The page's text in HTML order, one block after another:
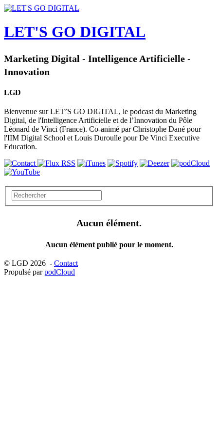
LET'S GO DIGITAL
Marketing Digital - Intelligence Artificielle -
Innovation
LGD
Bienvenue sur LET’S GO DIGITAL, le podcast du Marketing
Digital, de l'Intelligence Artificielle et de l’Innovation du Pôle
Léonard de Vinci (France). Co-animé par Christophe Dané pour
l'IIM Digital School et Louis Duroulle pour De Vinci Executive
Education.
Aucun élément.
Aucun élément publié pour le moment.
© LGD 2026 - Contact
Propulsé parpodCloud